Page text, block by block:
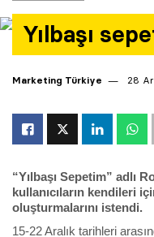
Yılbaşı
Marketing Türkiye 28
“Yılbaşı Sepetim” adlı
kullanıcıların kendileri
oluşturmalarını istendi.
15-22 Aralık tarihleri
Yazarlar
Araştırma